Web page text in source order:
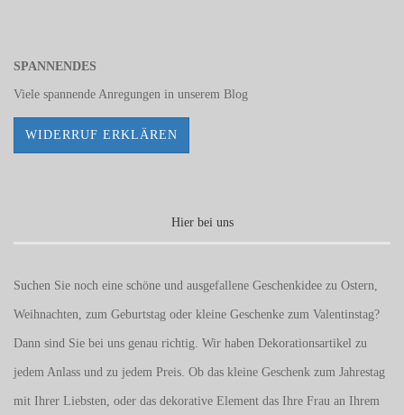
SPANNENDES
Viele spannende Anregungen in unserem Blog
WIDERRUF ERKLÄREN
Hier bei uns
Suchen Sie noch eine schöne und ausgefallene Geschenkidee zu Ostern,
Weihnachten, zum Geburtstag oder kleine Geschenke zum Valentinstag?
Dann sind Sie bei uns genau richtig. Wir haben Dekorationsartikel zu
jedem Anlass und zu jedem Preis. Ob das kleine Geschenk zum Jahrestag
mit Ihrer Liebsten, oder das dekorative Element das Ihre Frau an Ihrem